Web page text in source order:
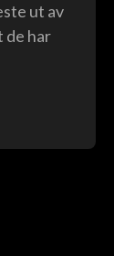
ut av
de har